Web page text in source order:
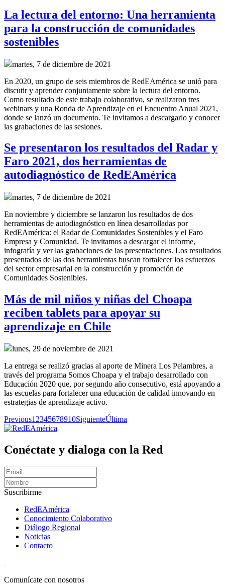
La lectura del entorno: Una herramienta
para la construcción de comunidades
sostenibles
martes, 7 de diciembre de 2021
En 2020, un grupo de seis miembros de RedEAmérica se unió para
discutir y aprender conjuntamente sobre la lectura del entorno.
Como resultado de este trabajo colaborativo, se realizaron tres
webinars y una Ronda de Aprendizaje en el Encuentro Anual 2021,
donde se lanzó un documento. Te invitamos a descargarlo y conocer
las grabaciones de las sesiones.
Se presentaron los resultados del Radar y
Faro 2021, dos herramientas de
autodiagnóstico de RedEAmérica
martes, 7 de diciembre de 2021
En noviembre y diciembre se lanzaron los resultados de dos
herramientas de autodiagnóstico en línea desarrolladas por
RedEAmérica: el Radar de Comunidades Sostenibles y el Faro
Empresa y Comunidad. Te invitamos a descargar el informe,
infografía y ver las grabaciones de las presentaciones. Los resultados
presentados de las dos herramientas buscan fortalecer los esfuerzos
del sector empresarial en la construcción y promoción de
Comunidades Sostenibles.
Más de mil niños y niñas del Choapa
reciben tablets para apoyar su
aprendizaje en Chile
lunes, 29 de noviembre de 2021
La entrega se realizó gracias al aporte de Minera Los Pelambres, a
través del programa Somos Choapa y el trabajo desarrollado con
Educación 2020 que, por segundo año consecutivo, está apoyando a
las escuelas para fortalecer una educación de calidad innovando en
estrategias de aprendizaje activo.
Previous1 2345678910SiguienteÚltima
Conéctate y dialoga con la Red
Suscribirme
RedEAmérica
Conocimiento Colaborativo
Diálogo Regional
Noticias
Contacto
Comunícate con nosotros